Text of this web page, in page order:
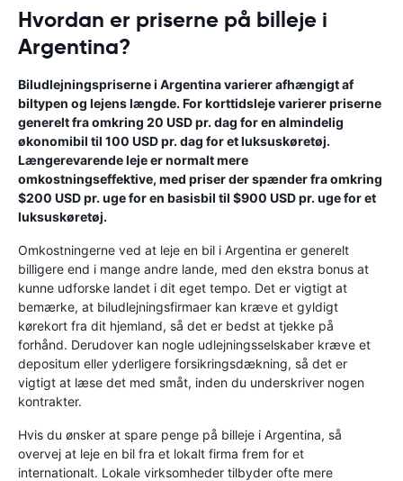
Hvordan er priserne på billeje i
Argentina?
Biludlejningspriserne i Argentina varierer afhængigt af
biltypen og lejens længde. For korttidsleje varierer priserne
generelt fra omkring 20 USD pr. dag for en almindelig
økonomibil til 100 USD pr. dag for et luksuskøretøj.
Længerevarende leje er normalt mere
omkostningseffektive, med priser der spænder fra omkring
$200 USD pr. uge for en basisbil til $900 USD pr. uge for et
luksuskøretøj.
Omkostningerne ved at leje en bil i Argentina er generelt
billigere end i mange andre lande, med den ekstra bonus at
kunne udforske landet i dit eget tempo. Det er vigtigt at
bemærke, at biludlejningsfirmaer kan kræve et gyldigt
kørekort fra dit hjemland, så det er bedst at tjekke på
forhånd. Derudover kan nogle udlejningsselskaber kræve et
depositum eller yderligere forsikringsdækning, så det er
vigtigt at læse det med småt, inden du underskriver nogen
kontrakter.
Hvis du ønsker at spare penge på billeje i Argentina, så
overvej at leje en bil fra et lokalt firma frem for et
internationalt. Lokale virksomheder tilbyder ofte mere